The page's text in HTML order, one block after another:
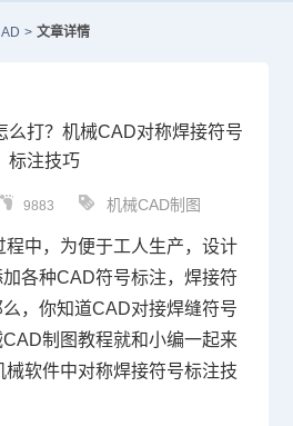
> 文章详情
么打？机械CAD对称焊接符号
标注技巧
9883 机械CAD制图
程中，为便于工人生产，设计
各种CAD符号标注，焊接符
，你知道CAD对接焊缝符号
CAD制图教程就和小编一起来
械软件中对称焊接符号标注技